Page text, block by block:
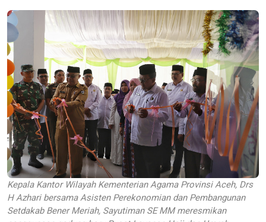
Kepala Kantor Wilayah Kementerian Agama Provinsi Aceh, Drs
H Azhari bersama Asisten Perekonomian dan Pembangunan
Setdakab Bener Meriah, Sayutiman SE MM meresmikan